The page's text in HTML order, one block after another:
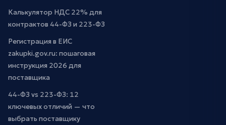
Калькулятор НДС 22% для
контрактов 44-ФЗ и 223-ФЗ
Регистрация в ЕИС
zakupki.gov.ru: пошаговая
инструкция 2026 для
поставщика
44-ФЗ vs 223-ФЗ: 12
ключевых отличий — что
выбрать поставщику